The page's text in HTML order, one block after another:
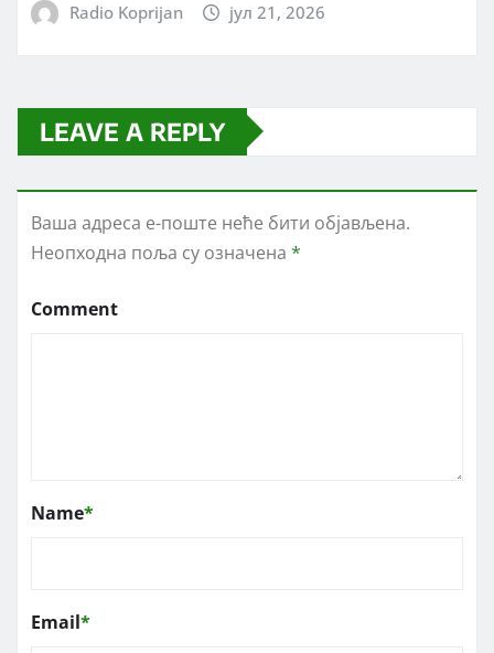
Radio Koprijan јул 21, 2026
LEAVE A REPLY
Ваша адреса е-поште неће бити објављена.
Неопходна поља су означена *
Comment
Name*
Email*